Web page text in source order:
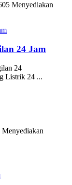
Menyediakan
24 Jam
24
Listrik 24 ...